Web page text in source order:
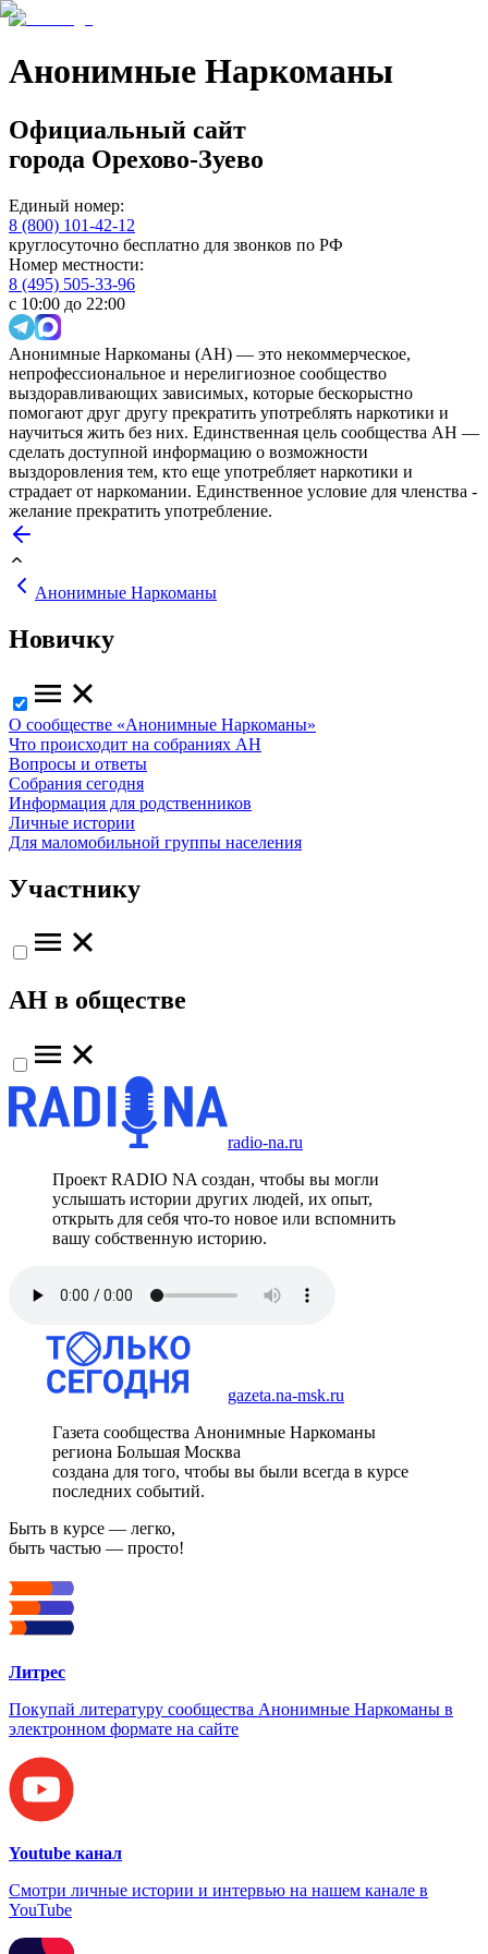
Анонимные Наркоманы
Официальный сайт
города Орехово-Зуево
Единый номер:
8 (800) 101-42-12
круглосуточно бесплатно для звонков по РФ
Номер местности:
8 (495) 505-33-96
с 10:00 до 22:00
Анонимные Наркоманы (АН) — это некоммерческое,
непрофессиональное и нерелигиозное сообщество
выздоравливающих зависимых, которые бескорыстно
помогают друг другу прекратить употреблять наркотики и
научиться жить без них. Единственная цель сообщества АН —
сделать доступной информацию о возможности
выздоровления тем, кто еще употребляет наркотики и
страдает от наркомании. Единственное условие для членства -
желание прекратить употребление.
Анонимные Наркоманы
Новичку
О сообществе «Анонимные Наркоманы»
Что происходит на собраниях АН
Вопросы и ответы
Собрания сегодня
Информация для родственников
Личные истории
Для маломобильной группы населения
Участнику
АН в обществе
radio-na.ru
Проект RADIO NA создан, чтобы вы могли
услышать истории других людей, их опыт,
открыть для себя что-то новое или вспомнить
вашу собственную историю.
gazeta.na-msk.ru
Газета сообщества Анонимные Наркоманы
региона Большая Москва
создана для того, чтобы вы были всегда в курсе
последних событий.
Быть в курсе — легко,
быть частью — просто!
Литрес
Покупай литературу сообщества Анонимные Наркоманы в
электронном формате на сайте
Youtube канал
Смотри личные истории и интервью на нашем канале в
YouTube